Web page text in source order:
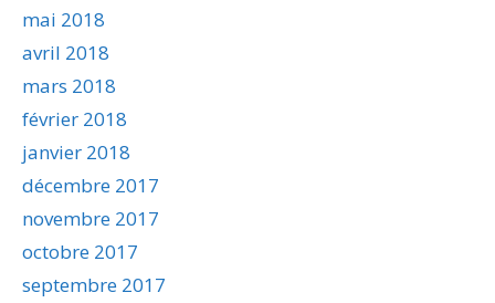
mai 2018
avril 2018
mars 2018
février 2018
janvier 2018
décembre 2017
novembre 2017
octobre 2017
septembre 2017